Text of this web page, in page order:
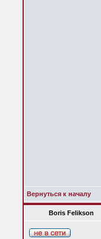
Вернуться к началу
Boris Felikson